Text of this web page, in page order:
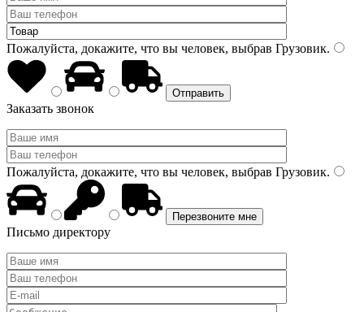
Пожалуйста, докажите, что вы человек, выбрав Грузовик.
Заказать звонок
Пожалуйста, докажите, что вы человек, выбрав Грузовик.
Письмо директору